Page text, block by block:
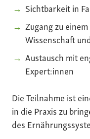
Sichtbarkeit in
Zugang zu
Wissenschaft
Austausch mit
Expert:innen
Die Teilnahme ist
in die Praxis zu
des